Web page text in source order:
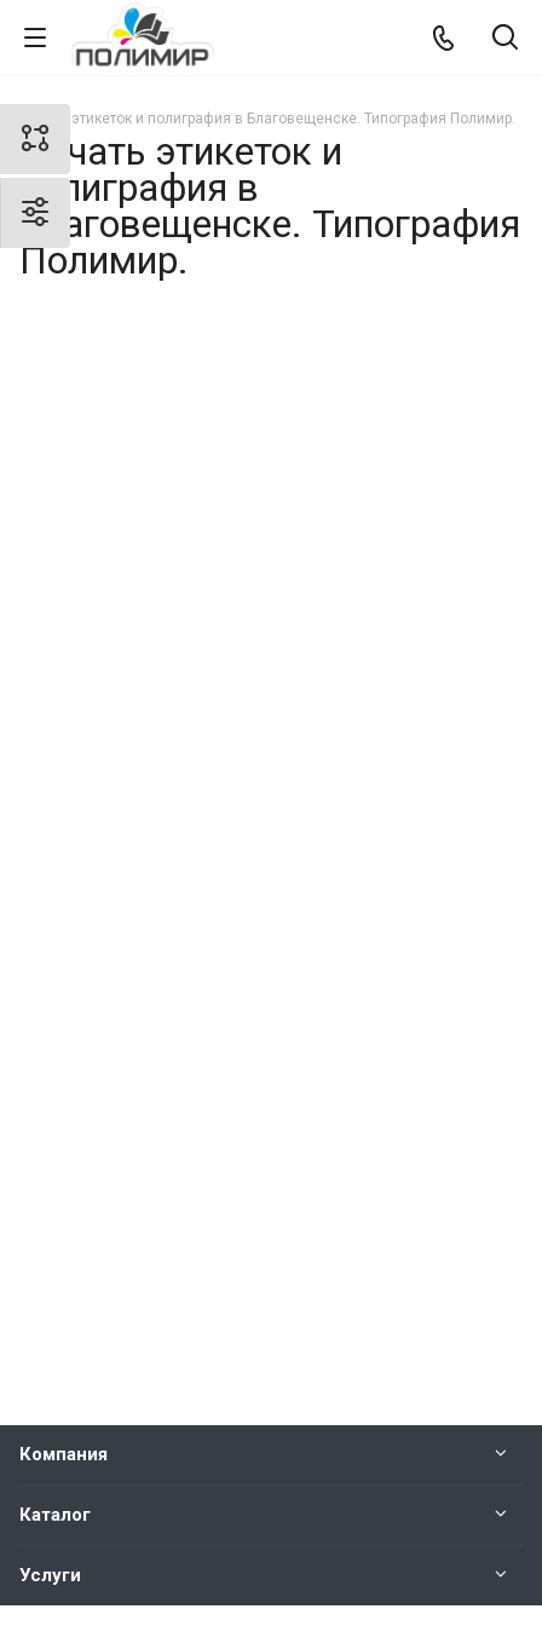
Печать этикеток и полиграфия в Благовещенске. Типография Полимир.
Печать этикеток и
полиграфия в
Благовещенске. Типография
Полимир.
Компания
Каталог
Услуги